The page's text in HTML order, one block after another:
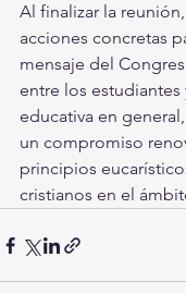
Al finalizar la
acciones concretas
mensaje del
entre los
educativa en
un compromiso
principios
cristianos en el